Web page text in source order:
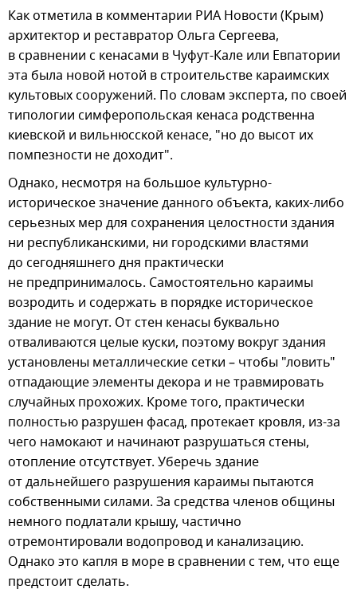
Как отметила в комментарии РИА Новости (Крым)
архитектор и реставратор Ольга Сергеева,
в сравнении с кенасами в Чуфут-Кале или Евпатории
эта была новой нотой в строительстве караимских
культовых сооружений. По словам эксперта, по своей
типологии симферопольская кенаса родственна
киевской и вильнюсской кенасе, "но до высот их
помпезности не доходит".
Однако, несмотря на большое культурно-
историческое значение данного объекта, каких-либо
серьезных мер для сохранения целостности здания
ни республиканскими, ни городскими властями
до сегодняшнего дня практически
не предпринималось. Самостоятельно караимы
возродить и содержать в порядке историческое
здание не могут. От стен кенасы буквально
отваливаются целые куски, поэтому вокруг здания
установлены металлические сетки – чтобы "ловить"
отпадающие элементы декора и не травмировать
случайных прохожих. Кроме того, практически
полностью разрушен фасад, протекает кровля, из-за
чего намокают и начинают разрушаться стены,
отопление отсутствует. Уберечь здание
от дальнейшего разрушения караимы пытаются
собственными силами. За средства членов общины
немного подлатали крышу, частично
отремонтировали водопровод и канализацию.
Однако это капля в море в сравнении с тем, что еще
предстоит сделать.